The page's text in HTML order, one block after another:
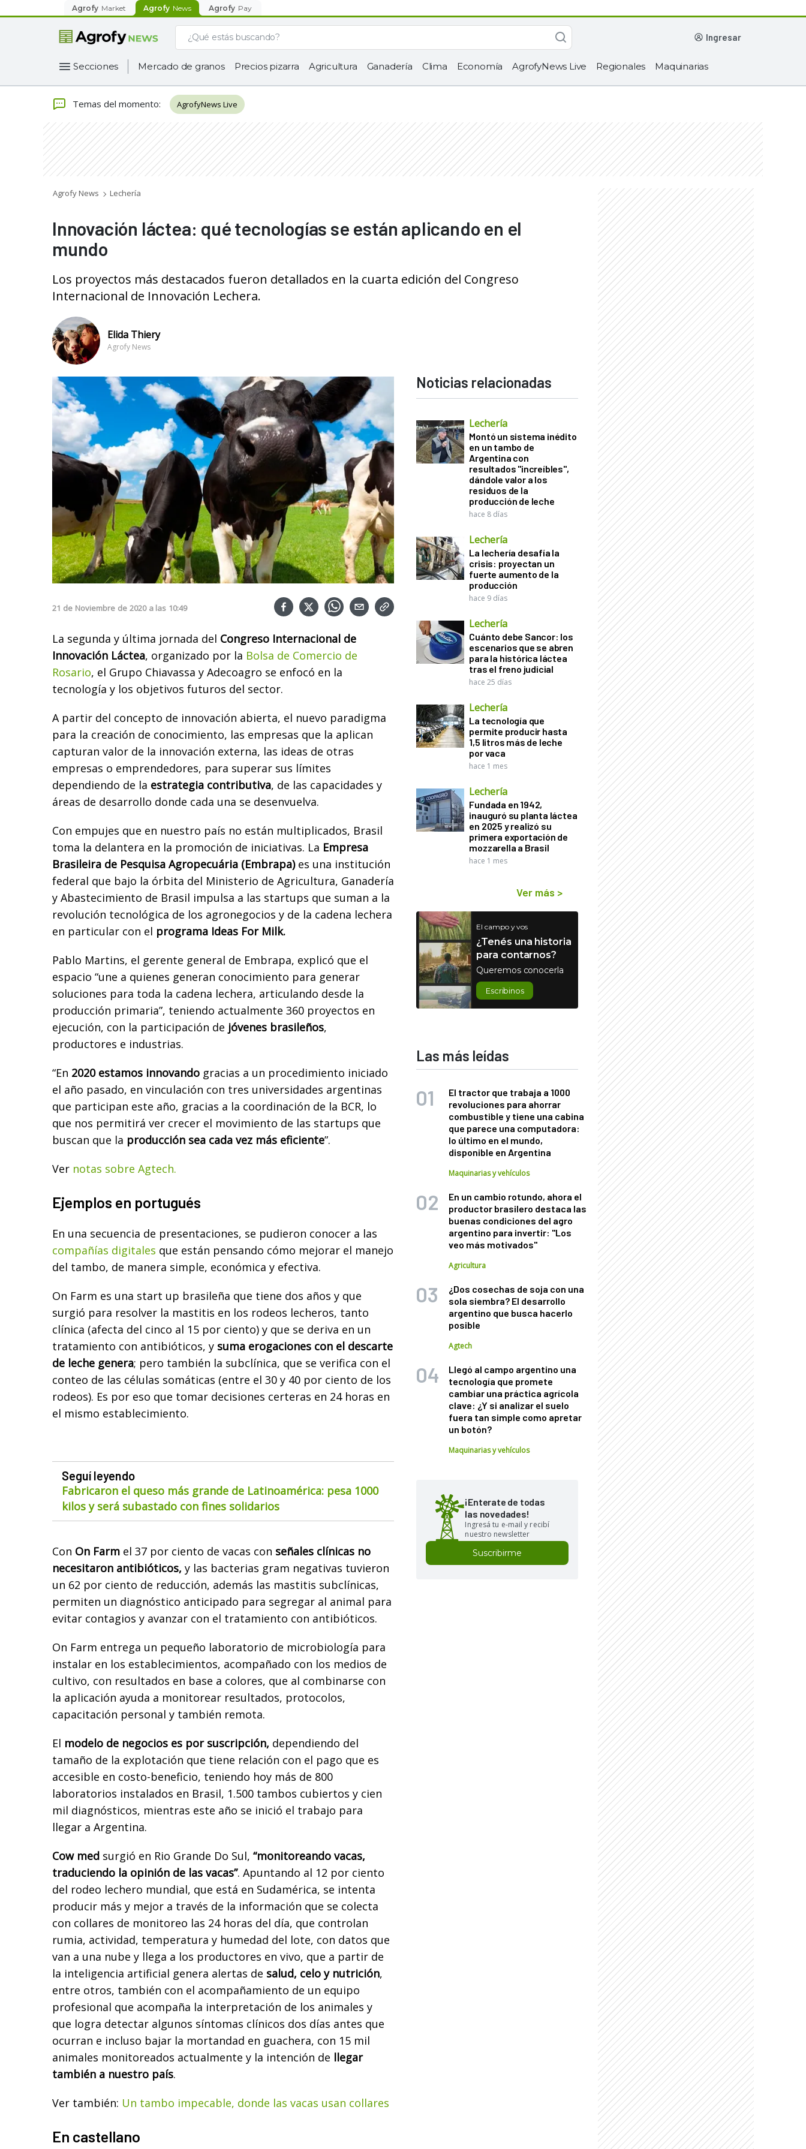
Agrofy Market Agrofy News Agrofy Pay
ingresar
Secciones Mercado de granos Precios pizarra Agricultura Ganadería Clima Economía AgrofyNews Live Regionales Maquinarias
Temas del momento: AgrofyNews Live
Agrofy News Lechería
Innovación láctea: qué tecnologías se están aplicando en el
mundo
Los proyectos más destacados fueron detallados en la cuarta edición del Congreso
Internacional de Innovación Lechera.
Elida Thiery
Agrofy News
21 de Noviembre de 2020 a las 10:49
La segunda y última jornada del Congreso Internacional de
Innovación Láctea, organizado por la Bolsa de Comercio de
Rosario, el Grupo Chiavassa y Adecoagro se enfocó en la
tecnología y los objetivos futuros del sector.
A partir del concepto de innovación abierta, el nuevo paradigma
para la creación de conocimiento, las empresas que la aplican
capturan valor de la innovación externa, las ideas de otras
empresas o emprendedores, para superar sus límites
dependiendo de la estrategia contributiva, de las capacidades y
áreas de desarrollo donde cada una se desenvuelva.
Con empujes que en nuestro país no están multiplicados, Brasil
toma la delantera en la promoción de iniciativas. La Empresa
Brasileira de Pesquisa Agropecuária (Embrapa)es una institución
federal que bajo la órbita del Ministerio de Agricultura, Ganadería
y Abastecimiento de Brasil impulsa a las startups que suman a la
revolución tecnológica de los agronegocios y de la cadena lechera
en particular con el programa Ideas For Milk.
Pablo Martins, el gerente general de Embrapa, explicó que el
espacio “une a quienes generan conocimiento para generar
soluciones para toda la cadena lechera, articulando desde la
producción primaria”, teniendo actualmente 360 proyectos en
ejecución, con la participación de jóvenes brasileños,
productores e industrias.
“En 2020 estamos innovando gracias a un procedimiento iniciado
el año pasado, en vinculación con tres universidades argentinas
que participan este año, gracias a la coordinación de la BCR, lo
que nos permitirá ver crecer el movimiento de las startups que
buscan que la producción sea cada vez más eficiente”.
Ver notas sobre Agtech.
Ejemplos en portugués
En una secuencia de presentaciones, se pudieron conocer a las
compañías digitales que están pensando cómo mejorar el manejo
del tambo, de manera simple, económica y efectiva.
On Farm es una start up brasileña que tiene dos años y que
surgió para resolver la mastitis en los rodeos lecheros, tanto
clínica (afecta del cinco al 15 por ciento) y que se deriva en un
tratamiento con antibióticos, y suma erogaciones con el descarte
de leche genera; pero también la subclínica, que se verifica con el
conteo de las células somáticas (entre el 30 y 40 por ciento de los
rodeos). Es por eso que tomar decisiones certeras en 24 horas en
el mismo establecimiento.
Seguí leyendo
Fabricaron el queso más grande de Latinoamérica: pesa 1000
kilos y será subastado con fines solidarios
Con On Farm el 37 por ciento de vacas con señales clínicas no
necesitaron antibióticos, y las bacterias gram negativas tuvieron
un 62 por ciento de reducción, además las mastitis subclínicas,
permiten un diagnóstico anticipado para segregar al animal para
evitar contagios y avanzar con el tratamiento con antibióticos.
On Farm entrega un pequeño laboratorio de microbiología para
instalar en los establecimientos, acompañado con los medios de
cultivo, con resultados en base a colores, que al combinarse con
la aplicación ayuda a monitorear resultados, protocolos,
capacitación personal y también remota.
El modelo de negocios es por suscripción, dependiendo del
tamaño de la explotación que tiene relación con el pago que es
accesible en costo-beneficio, teniendo hoy más de 800
laboratorios instalados en Brasil, 1.500 tambos cubiertos y cien
mil diagnósticos, mientras este año se inició el trabajo para
llegar a Argentina.
Cow med surgió en Rio Grande Do Sul, “monitoreando vacas,
traduciendo la opinión de las vacas”. Apuntando al 12 por ciento
del rodeo lechero mundial, que está en Sudamérica, se intenta
producir más y mejor a través de la información que se colecta
con collares de monitoreo las 24 horas del día, que controlan
rumia, actividad, temperatura y humedad del lote, con datos que
van a una nube y llega a los productores en vivo, que a partir de
la inteligencia artificial genera alertas de salud, celo y nutrición,
entre otros, también con el acompañamiento de un equipo
profesional que acompaña la interpretación de los animales y
que logra detectar algunos síntomas clínicos dos días antes que
ocurran e incluso bajar la mortandad en guachera, con 15 mil
animales monitoreados actualmente y la intención de llegar
también a nuestro país.
Ver también: Un tambo impecable, donde las vacas usan collares
En castellano
Noticias relacionadas
Lechería
Montó un sistema inédito
en un tambo de
Argentina con
resultados "increíbles",
dándole valor a los
residuos de la
producción de leche
hace 8 días
Lechería
La lechería desafía la
crisis: proyectan un
fuerte aumento de la
producción
hace 9 días
Lechería
Cuánto debe Sancor: los
escenarios que se abren
para la histórica láctea
tras el freno judicial
hace 25 días
Lechería
La tecnología que
permite producir hasta
1,5 litros más de leche
por vaca
hace 1 mes
Lechería
Fundada en 1942,
inauguró su planta láctea
en 2025 y realizó su
primera exportación de
mozzarella a Brasil
hace 1 mes
Ver más >
El campo y vos
¿Tenés una historia
para contarnos?
Queremos conocerla
Escribinos
Las más leídas
El tractor que trabaja a 1000
revoluciones para ahorrar
combustible y tiene una cabina
que parece una computadora:
lo último en el mundo,
disponible en Argentina
Maquinarias y vehículos
En un cambio rotundo, ahora el
productor brasilero destaca las
buenas condiciones del agro
argentino para invertir: "Los
veo más motivados"
Agricultura
¿Dos cosechas de soja con una
sola siembra? El desarrollo
argentino que busca hacerlo
posible
Agtech
Llegó al campo argentino una
tecnología que promete
cambiar una práctica agrícola
clave: ¿Y si analizar el suelo
fuera tan simple como apretar
un botón?
Maquinarias y vehículos
¡Enterate de todas
las novedades!
Ingresá tu e-mail y recibí
nuestro newsletter
Suscribirme